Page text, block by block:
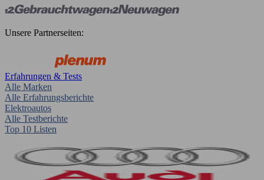
Unsere Partnerseiten:
Erfahrungen & Tests
Alle Marken
Alle Erfahrungsberichte
Elektroautos
Alle Testberichte
Top 10 Listen